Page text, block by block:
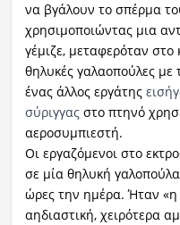
να βγάλουν το σπέρμα
χρησιμοποιώντας μια
γέμιζε, μεταφερόταν στο
θηλυκές γαλαοπούλες
ένας άλλος εργάτης
σύριγγαςστο πτηνό
αεροσυμπιεστή.
Οι εργαζόμενοι στο
σε μία θηλυκή
ώρες την ημέρα. Ήταν «η
αηδιαστική, χειρότερα